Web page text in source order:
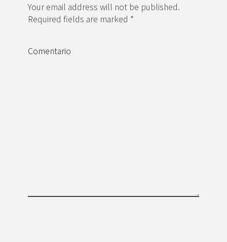
Your email address will not be published.
Required fields are marked *
Comentario